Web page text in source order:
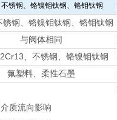
锈钢、铬镍钼钛钢、铬钼钛钢
锈钢、铬镍钼钛钢、铬钼钛钢
与阀体相同
、不锈钢、铬镍钼钛钢
氟塑料、柔性石墨
质流向影响